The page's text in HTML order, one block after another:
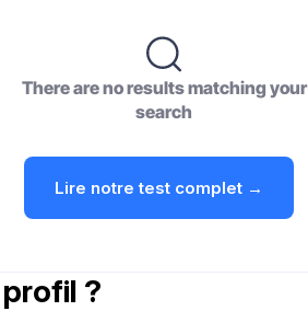
There are no results matching your
search
Lire notre test complet →
?